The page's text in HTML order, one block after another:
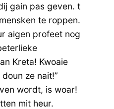
gain pas geven. t
te roppen.
aigen profeet nog
Kreta! Kwoaie
ze nait!”
wordt, is woar!
mit heur.